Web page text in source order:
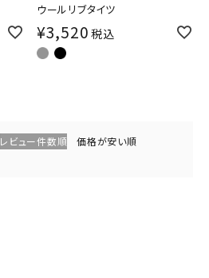
ウールリブタイツ
¥3,520 税込
レビュー件数順
価格が安い順